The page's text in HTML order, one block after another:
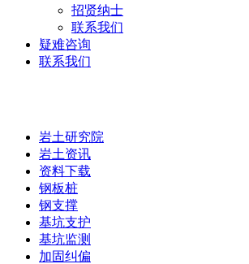
招贤纳士
联系我们
疑难咨询
联系我们
岩土研究院
岩土资讯
资料下载
钢板桩
钢支撑
基坑支护
基坑监测
加固纠偏